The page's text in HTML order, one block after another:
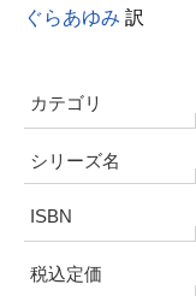
ぐらあゆみ 訳
カテゴリ
シリーズ名
ISBN
税込定価